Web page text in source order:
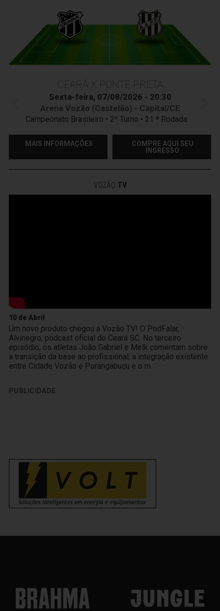
CEARÁ X PONTE PRETA
Sexta-feira, 07/08/2026 - 20:30
Arena Vozão (Castelão) - Capital/CE
Campeonato Brasileiro • 2º Turno • 21 ª Rodada
MAIS INFORMAÇÕES
COMPRE AQUI SEU
INGRESSO
VOZÃO TV
10 de Abril
Um novo produto chegou à Vozão TV! O PodFalar,
Alvinegro, podcast oficial do Ceará SC. No terceiro
episódio, os atletas João Gabriel e Melk comentam sobre
a transição da base ao profissional, a integração existente
entre Cidade Vozão e Porangabuçu e o m
PUBLICIDADE